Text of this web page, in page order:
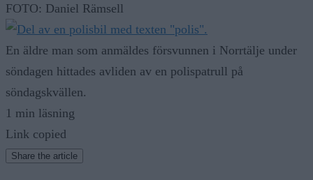
FOTO: Daniel Rämsell
En äldre man som anmäldes försvunnen i Norrtälje under
söndagen hittades avliden av en polispatrull på
söndagskvällen.
1 min läsning
Link copied
Share the article